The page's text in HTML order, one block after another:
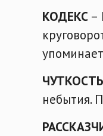
КОДЕКС –
ЧУТКОСТЬ
небытия.